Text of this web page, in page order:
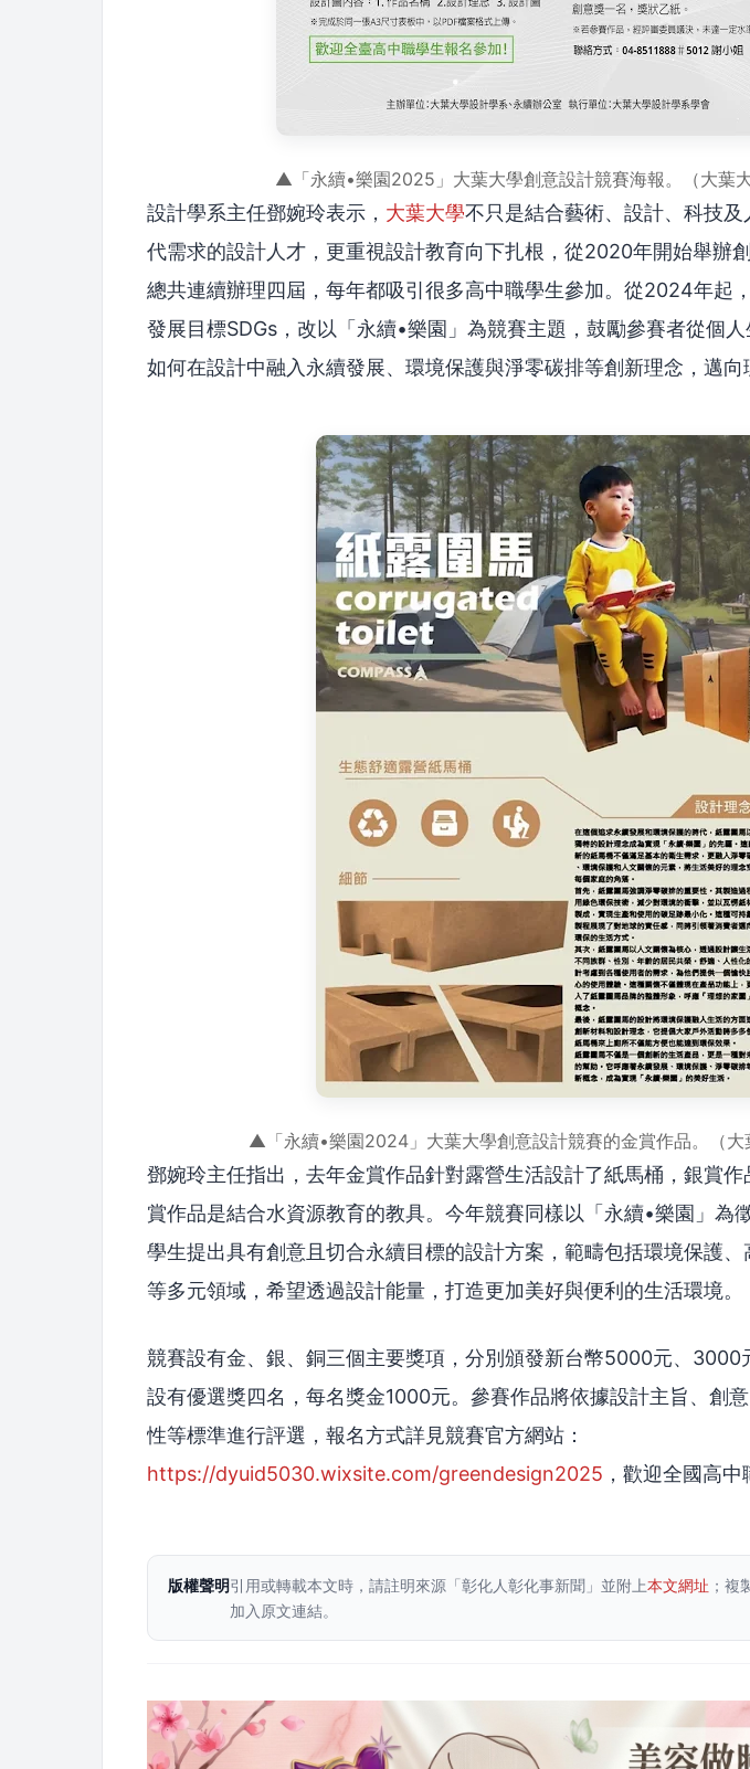
▲「永續•樂園2025」大葉大學創意設計競賽海報。（大葉大
設計學系主任鄧婉玲表示， 大葉大學不只是結合藝術、設計、科技
代需求的設計人才，更重視設計教育向下扎根，從2020年開始舉辦
總共連續辦理四屆，每年都吸引很多高中職學生參加。從2024年起
發展目標SDGs，改以「永續•樂園」為競賽主題，鼓勵參賽者從個
如何在設計中融入永續發展、環境保護與淨零碳排等創新理念，邁向
▲「永續•樂園2024」大葉大學創意設計競賽的金賞作品。（大
鄧婉玲主任指出，去年金賞作品針對露營生活設計了紙馬桶，銀賞
賞作品是結合水資源教育的教具。今年競賽同樣以「永續•樂園」為
學生提出具有創意且切合永續目標的設計方案，範疇包括環境保護
等多元領域，希望透過設計能量，打造更加美好與便利的生活環境。
競賽設有金、銀、銅三個主要獎項，分別頒發新台幣5000元、3000
設有優選獎四名，每名獎金1000元。參賽作品將依據設計主旨、創
性等標準進行評選，報名方式詳見競賽官方網站：
https://dyuid5030.wixsite.com/greendesign2025 ，歡迎全國高中
版權聲明引用或轉載本文時，請註明來源「彰化人彰化事新聞」並附上本文網址 ；複
加入原文連結。